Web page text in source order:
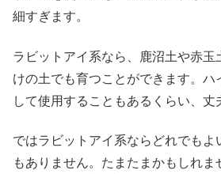
細すぎます。
ラビットアイ系なら、鹿沼土や赤玉
けの土でも育つことができます。ハ
して使用することもあるくらい、丈
ではラビットアイ系ならどれでもよ
もありません。たまたまかもしれま